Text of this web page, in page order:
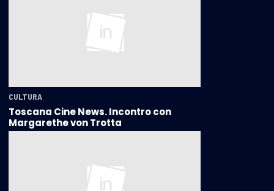
CULTURA
Toscana Cine News. Incontro con
Margarethe von Trotta